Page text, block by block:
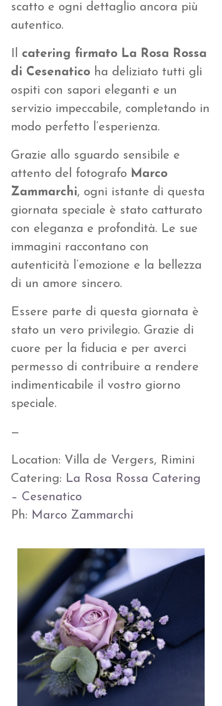
scatto e ogni dettaglio ancora più
autentico.
catering firmato La Rosa Rossa
di Cesenatico ha deliziato tutti gli
ospiti con sapori eleganti e un
servizio impeccabile, completando in
modo perfetto l’esperienza.
Grazie allo sguardo sensibile e
attento del fotografo Marco
Zammarchi, ogni istante di questa
giornata speciale è stato catturato
con eleganza e profondità. Le sue
immagini raccontano con
autenticità l’emozione e la bellezza
di un amore sincero.
Essere parte di questa giornata è
stato un vero privilegio. Grazie di
cuore per la fiducia e per averci
permesso di contribuire a rendere
indimenticabile il vostro giorno
speciale.
—
Location: Villa de Vergers, Rimini
Catering: La Rosa Rossa Catering
– Cesenatico
Ph: Marco Zammarchi